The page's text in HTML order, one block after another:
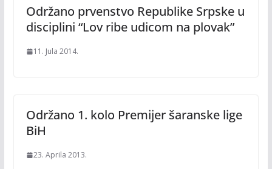
Održano prvenstvo Republike Srpske u
disciplini “Lov ribe udicom na plovak”
11. Jula 2014.
Održano 1. kolo Premijer šaranske lige
BiH
23. Aprila 2013.